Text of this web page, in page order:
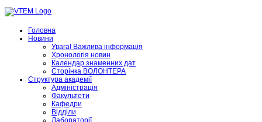
Головна
Новини
Увага! Важлива інформація
Хронологія новин
Календар знаменних дат
Сторінка ВОЛОНТЕРА
Структура академії
Адміністрація
Факультети
Кафедри
Відділи
Лабораторії